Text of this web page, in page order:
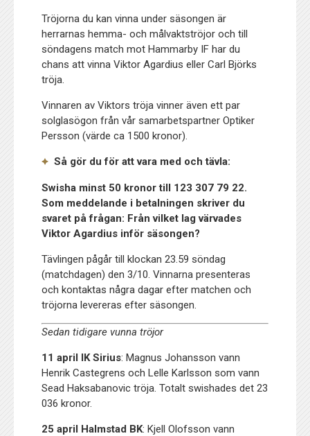
Tröjorna du kan vinna under säsongen är
herrarnas hemma- och målvaktströjor och till
söndagens match mot Hammarby IF har du
chans att vinna Viktor Agardius eller Carl Björks
tröja.
Vinnaren av Viktors tröja vinner även ett par
solglasögon från vår samarbetspartner Optiker
Persson (värde ca 1500 kronor).
Så gör du för att vara med och tävla:
Swisha minst 50 kronor till 123 307 79 22.
Som meddelande i betalningen skriver du
svaret på frågan: Från vilket lag värvades
Viktor Agardius inför säsongen?
Tävlingen pågår till klockan 23.59 söndag
(matchdagen) den 3/10. Vinnarna presenteras
och kontaktas några dagar efter matchen och
tröjorna levereras efter säsongen.
Sedan tidigare vunna tröjor
11 april IK Sirius: Magnus Johansson vann
Henrik Castegrens och Lelle Karlsson som vann
Sead Haksabanovic tröja. Totalt swishades det 23
036 kronor.
25 april Halmstad BK: Kjell Olofsson vann